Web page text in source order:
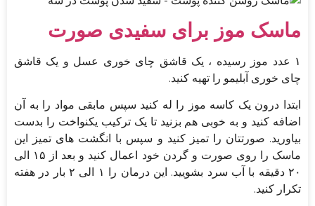
ماسک موز برای سفیدی صورت
۱ عدد موز رسیده ، یک قاشق چای خوری عسل و یک قاشق
چای خوری آبلیمو را تهیه کنید.
ابتدا درون یک کاسه موز را له کنید سپس مابقی مواد را به آن
اضافه کنید و به خوبی هم بزنید تا یک ترکیب یکنواخت را بدست
بیاورید. صورتتان را تمیز کنید و سپس با انگشت های تمیز این
ماسک را روی صورت و گردن خود اعمال کنید و بعد از ۱۵ الی
۲۰ دقیقه با آب سرد بشویید. این درمان را ۱ الی ۲ بار در هفته
تکرار کنید.